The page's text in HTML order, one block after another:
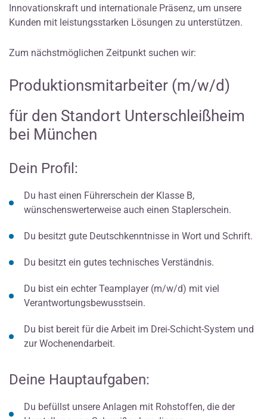
Innovationskraft und internationale Präsenz, um unsere
Kunden mit leistungsstarken Lösungen zu unterstützen.
Zum nächstmöglichen Zeitpunkt suchen wir:
Produktionsmitarbeiter (m/w/d)
für den Standort Unterschleißheim
bei München
Dein Profil:
Du hast einen Führerschein der Klasse B,
wünschenswerterweise auch einen Staplerschein.
Du besitzt gute Deutschkenntnisse in Wort und Schrift.
Du besitzt ein gutes technisches Verständnis.
Du bist ein echter Teamplayer (m/w/d) mit viel
Verantwortungsbewusstsein.
Du bist bereit für die Arbeit im Drei-Schicht-System und
zur Wochenendarbeit.
Deine Hauptaufgaben:
Du befüllst unsere Anlagen mit Rohstoffen, die der